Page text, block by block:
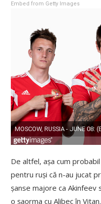
Embed from Getty Images
De altfel, așa cum
pentru ruși că n-au jucat
șanse majore ca Akinfeev
o șaorma cu Alibec în